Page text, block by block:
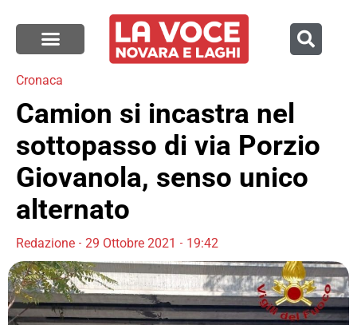
Cronaca
Camion si incastra nel
sottopasso di via Porzio
Giovanola, senso unico
alternato
Redazione 29 Ottobre 2021 19:42